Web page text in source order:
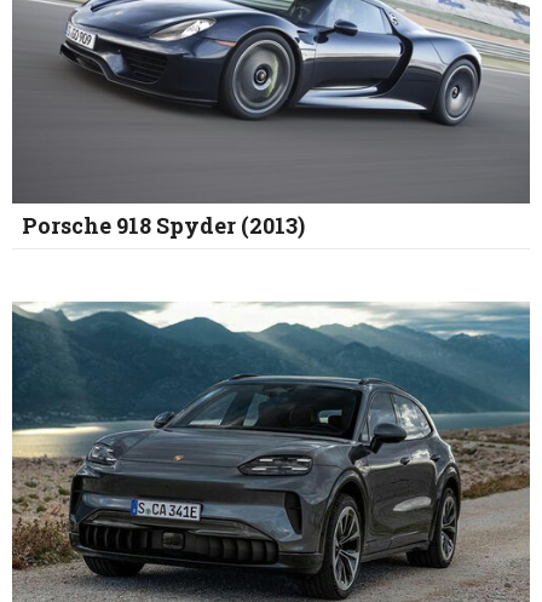
Porsche 918 Spyder (2013)